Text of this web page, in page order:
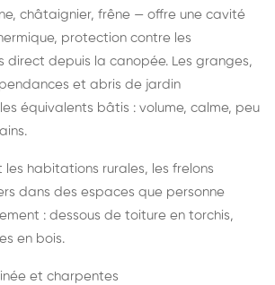
châtaignier, frêne — offre une cavité
protection contre les
direct depuis la canopée. Les granges,
et abris de jardin
équivalents bâtis : volume, calme, peu
les habitations rurales, les frelons
dans des espaces que personne
: dessous de toiture en torchis,
en bois.
et charpentes